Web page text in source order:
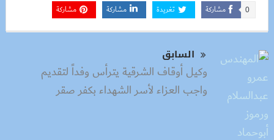
مشاركة 0 تغريدة مشاركة مشاركة
السابق
وكيل أوقاف الشرقية يترأس وفداً لتقديم
واجب العزاء لأسر الشهداء بكفر صقر